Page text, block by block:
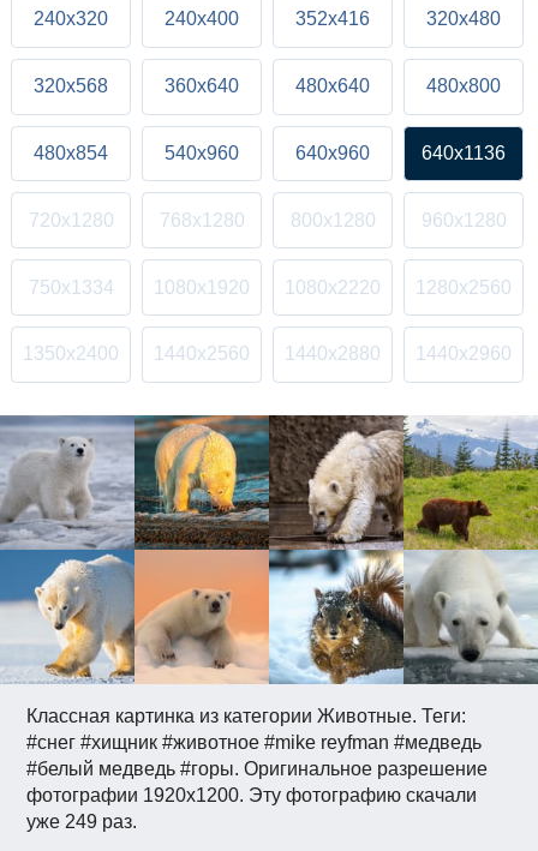
Классная картинка из категории Животные. Теги:
#снег #хищник #животное #mike reyfman #медведь
#белый медведь #горы. Оригинальное разрешение
фотографии 1920x1200. Эту фотографию скачали
уже 249 раз.
240x320 240x400 352x416 320x480
320x568 360x640 480x640 480x800
480x854 540x960 640x960 640x1136
720x1280 768x1280 800x1280 960x1280
750x1334 1080x1920 1080x2220 1280x2560
1350x2400 1440x2560 1440x2880 1440x2960